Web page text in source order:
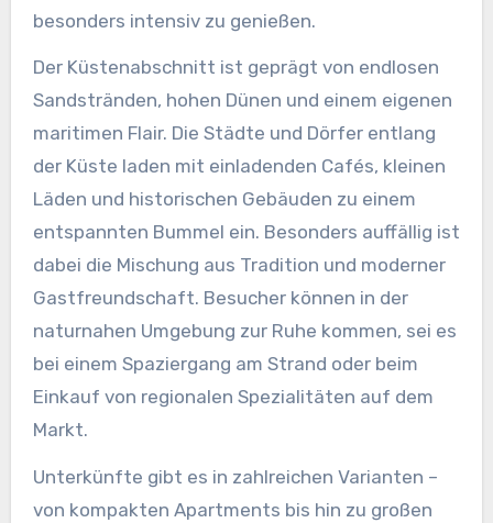
besonders intensiv zu genießen.
Der Küstenabschnitt ist geprägt von endlosen
Sandstränden, hohen Dünen und einem eigenen
maritimen Flair. Die Städte und Dörfer entlang
der Küste laden mit einladenden Cafés, kleinen
Läden und historischen Gebäuden zu einem
entspannten Bummel ein. Besonders auffällig ist
dabei die Mischung aus Tradition und moderner
Gastfreundschaft. Besucher können in der
naturnahen Umgebung zur Ruhe kommen, sei es
bei einem Spaziergang am Strand oder beim
Einkauf von regionalen Spezialitäten auf dem
Markt.
Unterkünfte gibt es in zahlreichen Varianten –
von kompakten Apartments bis hin zu großen